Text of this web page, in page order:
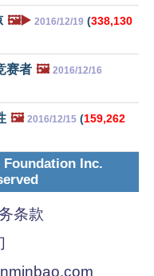
🖼️▶️ 2016/12/19 (338,130
赛者 🖼️ 2016/12/16
🖼️ 2016/12/15 (159,262
Inc.
条款